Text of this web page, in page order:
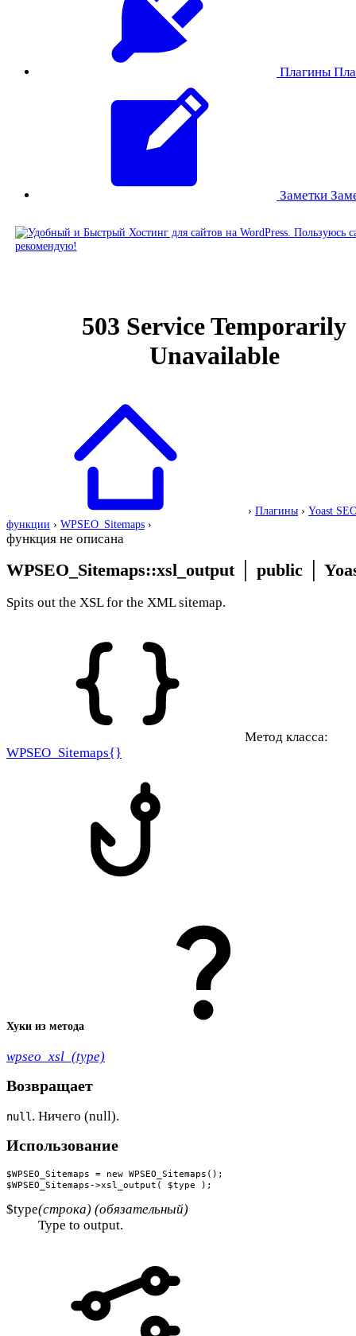
Плагины
Заметки
› Плагины › Yoast
функции › WPSEO_Sitemaps ›
функция не описана
WPSEO_Sitemaps::xsl_output│ public
Spits out the XSL for the XML sitemap.
Метод класса:
WPSEO_Sitemaps{}
Хуки из метода
wpseo_xsl_(type)
Возвращает
null . Ничего (null).
Использование
$WPSEO_Sitemaps = new WPSEO_Sitemaps();
$WPSEO_Sitemaps->xsl_output( $type );
$type(строка) (обязательный)
Type to output.